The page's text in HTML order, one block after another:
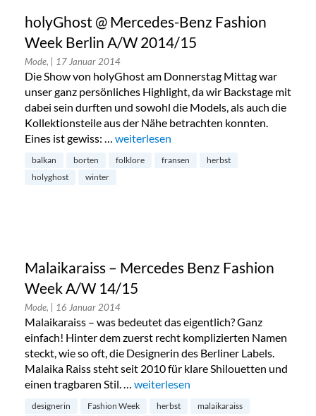
holyGhost @ Mercedes-Benz Fashion
Week Berlin A/W 2014/15
Mode, | 17 Januar 2014
Die Show von holyGhost am Donnerstag Mittag war
unser ganz persönliches Highlight, da wir Backstage mit
dabei sein durften und sowohl die Models, als auch die
Kollektionsteile aus der Nähe betrachten konnten.
Eines ist gewiss: … „holyGhost @ Mercedes-Benz Fashion
weiterlesen
balkan borten folklore fransen
herbst
holyghost
winter
Malaikaraiss – Mercedes Benz Fashion
Week A/W 14/15
Mode, | 16 Januar 2014
Malaikaraiss – was bedeutet das eigentlich? Ganz
einfach! Hinter dem zuerst recht komplizierten Namen
steckt, wie so oft, die Designerin des Berliner Labels.
Malaika Raiss steht seit 2010 für klare Shilouetten und
einen tragbaren Stil. … „Malaikaraiss – Mercedes Benz
weiterlesen
designerin Fashion Week herbst
malaikaraiss